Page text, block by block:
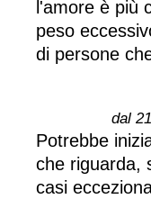
l'amore è più
peso
di persone
dal
Potrebbe
che riguarda,
casi